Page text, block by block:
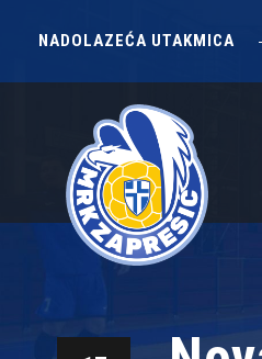
NADOLAZEĆA UTAKMICA